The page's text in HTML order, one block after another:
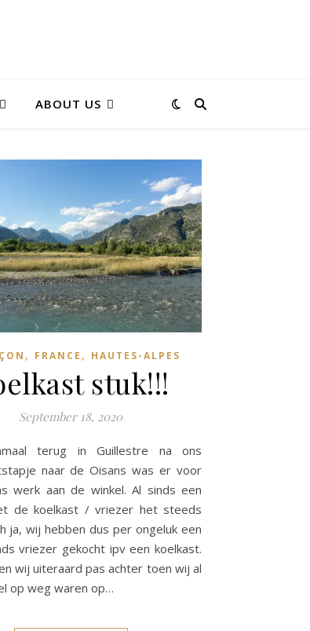
ABOUT US
, FRANCE , HAUTES-ALPES
stuk!!!
September 18, 2020
terug in Guillestre na ons
naar de Oisans was er voor
werk aan de winkel. Al sinds een
de koelkast / vriezer het steeds
ja, wij hebben dus per ongeluk een
vriezer gekocht ipv een koelkast.
wij uiteraard pas achter toen wij al
op weg waren op…